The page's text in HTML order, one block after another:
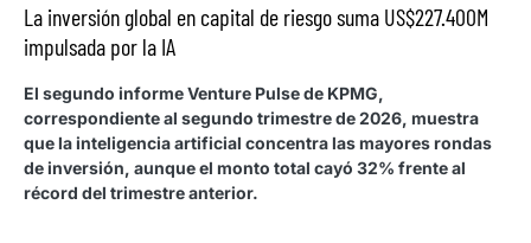
La inversión global en capital de riesgo suma US$227.400M
impulsada por la IA
El segundo informe Venture Pulse de KPMG,
correspondiente al segundo trimestre de 2026, muestra
que la inteligencia artificial concentra las mayores rondas
de inversión, aunque el monto total cayó 32% frente al
récord del trimestre anterior.